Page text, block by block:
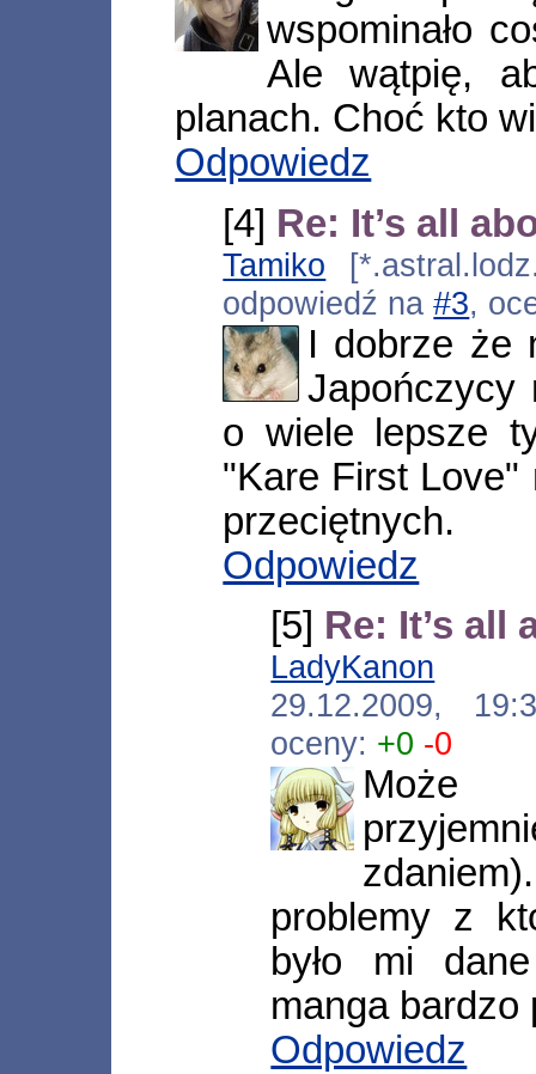
wspominało
Ale wątpię,
planach. Choć kto
Odpowiedz
[4] Re: It’s all
Tamiko
odpowiedź na#3,
I dobrze że
Japończycy
o wiele lepsze
"Kare First Love"
przeciętnych.
Odpowiedz
[5] Re: It’s
LadyKanon
29.12.2009,
oceny: +0 -0
Może
problemy z
było mi
manga bardzo
Odpowiedz